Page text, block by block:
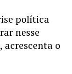
política
nesse
acrescenta o